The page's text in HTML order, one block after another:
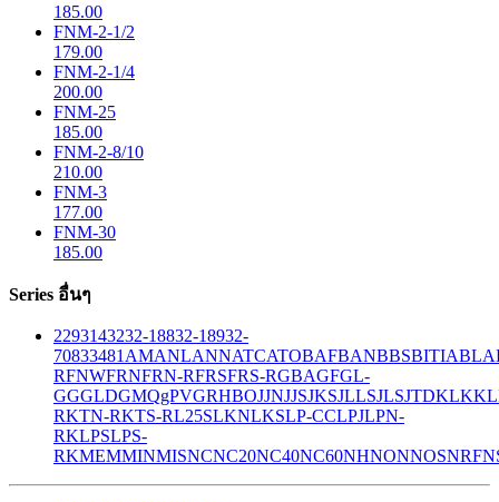
185.00
FNM-2-1/2
179.00
FNM-2-1/4
200.00
FNM-25
185.00
FNM-2-8/10
210.00
FNM-3
177.00
FNM-30
185.00
Series อื่นๆ
2293143232-18832-18932-
70833481 AMANLANNATCATOBAFBANBBSBITIABLA
RFNWFRNFRN-RFRSFRS-RGBAGFGL-
GGGLDGMQgPVGRHBOJJNJJSJKSJLLSJLSJTDKLK
RKTN-RKTS-RL25SLKNLKSLP-CCLPJLPN-
RKLPSLPS-
RKMEMMINMISNCNC20NC40NC60NHNONNOSNRF